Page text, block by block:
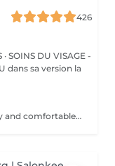
426
SOINS DU VISAGE -
We take time to make the experience easy and comfortable, starting with a short talk to understand the look you want, followed by a careful cut.